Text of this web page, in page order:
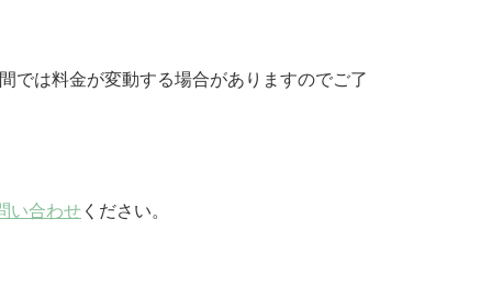
では料金が変動する場合がありますのでご了
い合わせ ください。